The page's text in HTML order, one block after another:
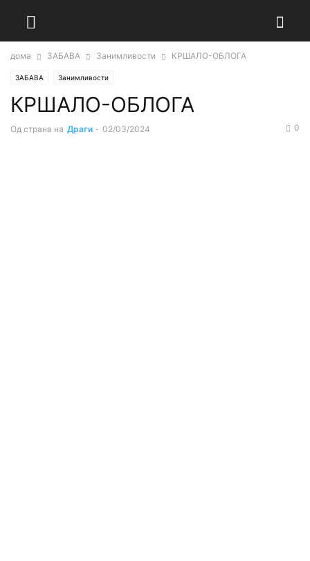
дома ЗАБАВА Занимливости КРШАЛО-ОБЛОГА
ЗАБАВА Занимливости
КРШАЛО-ОБЛОГА
Од страна на Драги - 02/03/2024 0